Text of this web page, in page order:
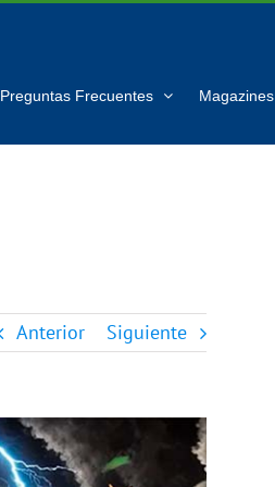
Preguntas Frecuentes Magazines
Anterior Siguiente